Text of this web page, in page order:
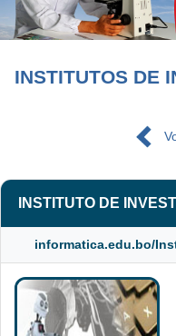
INSTITUTOS DE
INSTITUTO DE
informatica.edu.bo/